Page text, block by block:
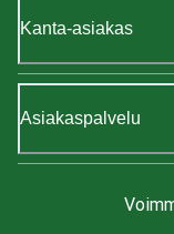
Kanta-asiakas
Asiakaspalvelu